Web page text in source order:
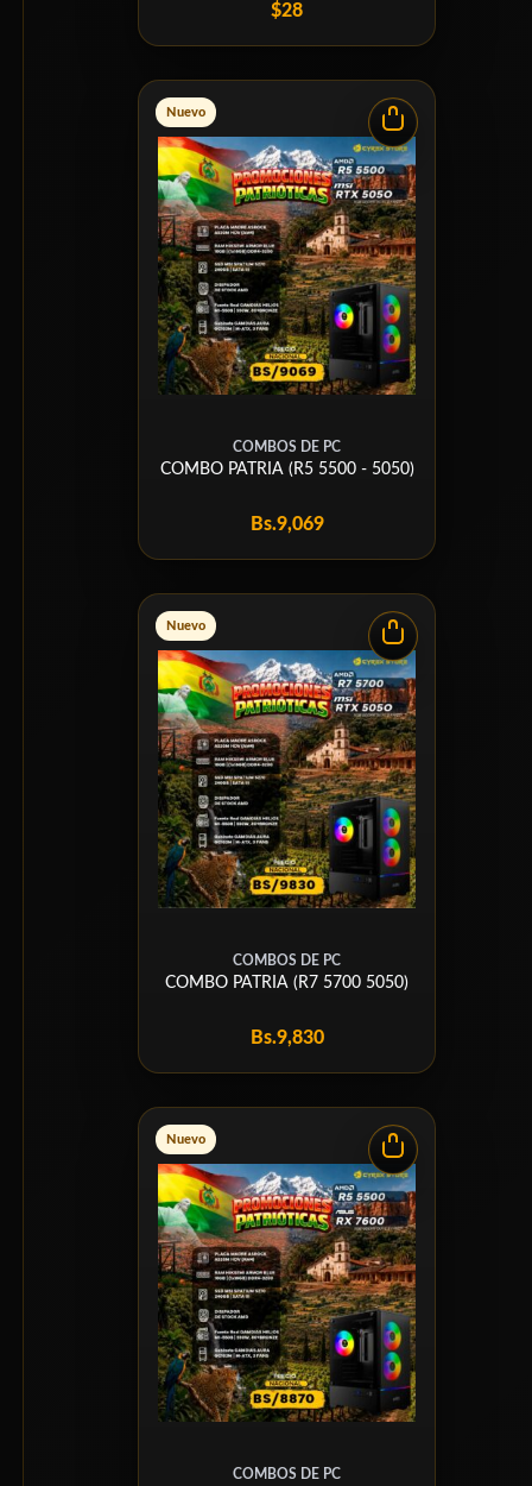
$28
Nuevo
COMBOS DE PC
COMBO PATRIA (R5 5500 - 5050)
Bs.9,069
Nuevo
COMBOS DE PC
COMBO PATRIA (R7 5700 5050)
Bs.9,830
Nuevo
COMBOS DE PC